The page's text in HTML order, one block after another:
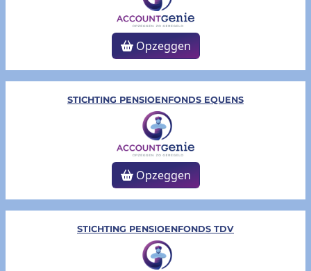
Opzeggen
STICHTING PENSIOENFONDS EQUENS
Opzeggen
STICHTING PENSIOENFONDS TDV